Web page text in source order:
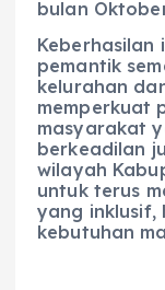
bulan
Keberhasilan
pemantik
kelurahan
memperkuat
masyarakat
berkeadilan
wilayah
untuk terus
yang inklusif,
kebutuhan